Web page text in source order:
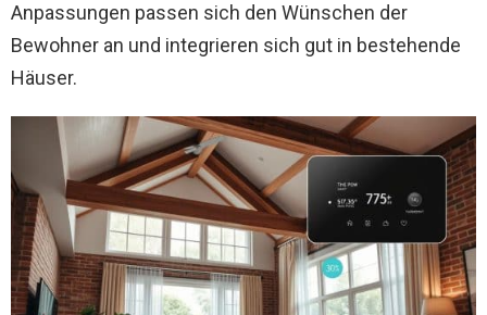
Anpassungen passen sich den Wünschen der
Bewohner an und integrieren sich gut in bestehende
Häuser.